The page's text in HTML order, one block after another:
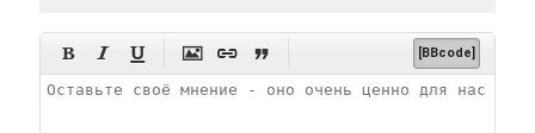
      [BBcode]